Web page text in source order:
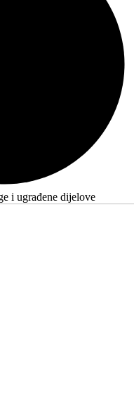
i ugrađene dijelove